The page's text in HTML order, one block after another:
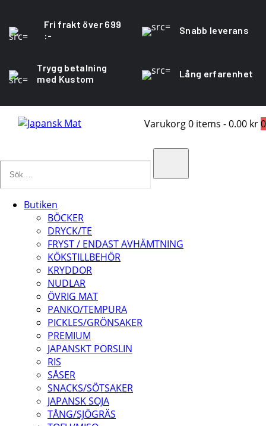
Fri frakt över 699
:-
Snabb leverans
Trygg betalning
med Kustom
Lång erfarenhet
Varukorg0 items -0.00 kr0
Butiken
BÖCKER
DRYCK/TE
FRYST / ENDAST AVHÄMTNING
KÖKSTILLBEHÖR
KRYDDOR
NUDLAR
ÖVRIG MAT
PANKO/TEMPURA
PICKLES/GRÖNSAKER
PREMIUM
JAPANSKT PORSLIN
RIS
SÅSER
SNACKS/SÖTSAKER
JAPANSK SOJA
TÅNG/SJÖGRÄS